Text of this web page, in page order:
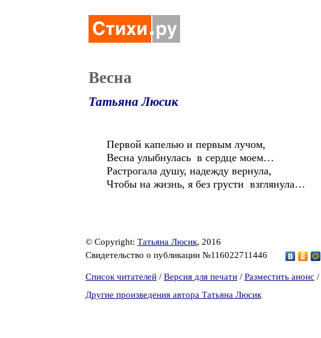
Весна
Татьяна Люсик
Первой капелью и первым лучом,
Весна улыбнулась в сердце моем…
Растрогала душу, надежду вернула,
Чтобы на жизнь, я без грусти взглянула…
© Copyright: Татьяна Люсик, 2016
Свидетельство о публикации №116022711446
Список читателей / Версия для печати / Разместить анонс /
Другие произведения автора Татьяна Люсик